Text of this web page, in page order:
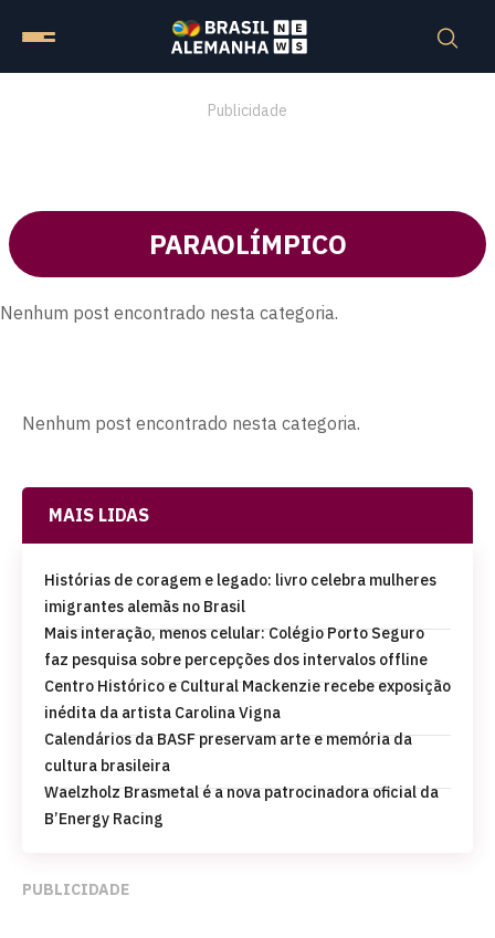
Publicidade
PARAOLÍMPICO
Nenhum post encontrado nesta categoria.
Nenhum post encontrado nesta categoria.
MAIS LIDAS
Histórias de coragem e legado: livro celebra mulheres
imigrantes alemãs no Brasil
Mais interação, menos celular: Colégio Porto Seguro
faz pesquisa sobre percepções dos intervalos offline
Centro Histórico e Cultural Mackenzie recebe exposição
inédita da artista Carolina Vigna
Calendários da BASF preservam arte e memória da
cultura brasileira
Waelzholz Brasmetal é a nova patrocinadora oficial da
B’Energy Racing
PUBLICIDADE